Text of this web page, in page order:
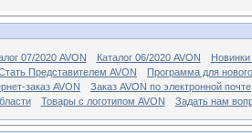
07/2020 AVON Каталог 06/2020 AVON
Новинки
Представителем AVON
Программа для
заказ AVON
Заказ AVON по электронной почте
Товары с логотипом AVON Задать нам